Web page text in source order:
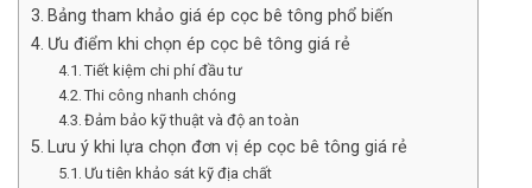
Bảng tham khảo giá ép cọc bê tông phổ biến
Ưu điểm khi chọn ép cọc bê tông giá rẻ
Tiết kiệm chi phí đầu tư
Thi công nhanh chóng
Đảm bảo kỹ thuật và độ an toàn
Lưu ý khi lựa chọn đơn vị ép cọc bê tông giá rẻ
Ưu tiên khảo sát kỹ địa chất